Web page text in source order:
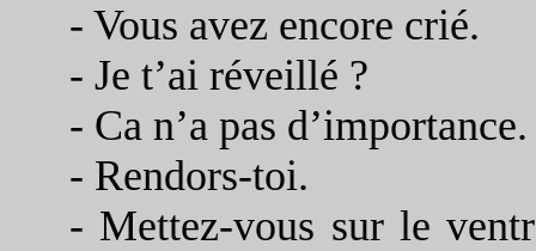
- Vous avez encore crié.
- Je t’ai réveillé ?
- Ca n’a pas d’importance.
- Rendors-toi.
- Mettez-vous sur le